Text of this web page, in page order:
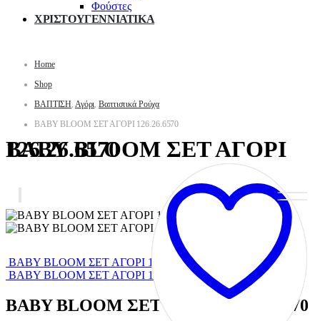
Φούστες
ΧΡΙΣΤΟΥΓΕΝΝΙΑΤΙΚΑ
Home
Shop
ΒΑΠΤΙΣΗ, Αγόρι,Βαπτιστικά Ρούχα
BABY BLOOM ΣΕΤ ΑΓΟΡΙ 126.26.6570
BABY BLOOM ΣΕΤ ΑΓΟΡΙ 126.26.6570
BABY BLOOM ΣΕΤ ΑΓΟΡΙ 126.27.8570
BABY BLOOM ΣΕΤ ΑΓΟΡΙ 126.25.8970
BABY BLOOM ΣΕΤ ΑΓΟΡΙ 126.26.6570